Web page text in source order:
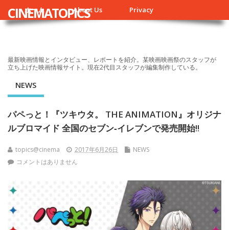
ホーム About Us Privacy
CINEMATOPICS
最新映画情報とインタビュー、レポートを紹介。某映画映画祭のスタッフが
立ち上げた映画情報サイト。現在2代目スタッフが編集制作している。
NEWS
パペっと！『ツキウタ。 THE ANIMATION』オリジナ
ルブロマイド 全国のセブン‐イレブンで発売開始!!
topics@cinema 2017年6月26日
NEWS
コメントはありません